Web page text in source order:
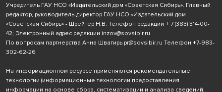
Учредитель ГАУ НСО «Издательский дом «Советская Сибирь». Главный
редактор, руководитель-директор ГАУ НСО «Издательский дом
«Советская Сибирь» - Шрейтер Н.В. Телефон редакции + 7 (383) 314-00-
42; Электронный адрес редакции inzov@sovsibir.ru
По вопросам партнерства Анна Швагирь pr@sovsibir.ru Телефон +7-983-
302-62-26
На информационном ресурсе применяются рекомендательные
технологии (информационные технологии предоставления
информации на основе сбора, систематизации и анализа сведений,